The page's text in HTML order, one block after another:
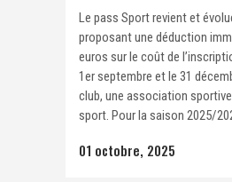
Le pass Sport revient et
proposant une déduction
euros sur le coût de
1er septembre et le 31
club, une association
sport. Pour la saison 2025/
01 octobre, 2025